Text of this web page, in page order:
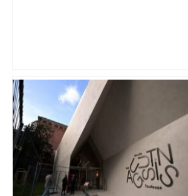
Toulouse. Un incendie se déclare dans
un bâtiment désaffecté : une
cinquantaine de migrants évacuée –
Actu.fr